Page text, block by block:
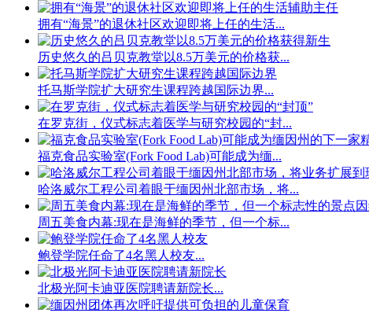
拥有“海景”的退休社区欢迎即将上任的生活...
历史悠久的吕贝克教堂以8.5万美元的价格获...
托马斯学院扩大研究生课程跨越国际边界...
在罗克街，仪式标志着医学与研究校园的“封...
福克食品实验室(Fork Food Lab)可能成为缅...
哈洛威尔工程公司着眼于缅因州北部市场，将...
周五美食内幕:现在是海鲜的季节，但一个标...
鲍登学院任命了4名黑人校友...
北极光阿卡迪亚医院聘请新院长...